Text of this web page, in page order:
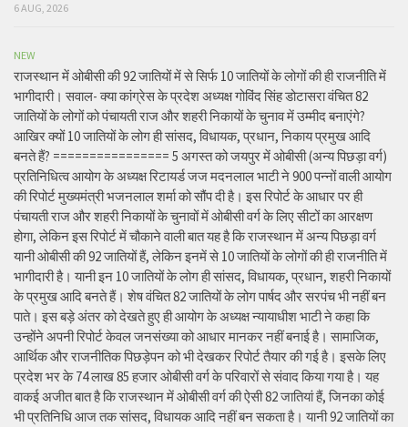
6 AUG, 2026
NEW
राजस्थान में ओबीसी की 92 जातियों में से सिर्फ 10 जातियों के लोगों की ही राजनीति में
भागीदारी। सवाल- क्या कांग्रेस के प्रदेश अध्यक्ष गोविंद सिंह डोटासरा वंचित 82
जातियों के लोगों को पंचायती राज और शहरी निकायों के चुनाव में उम्मीद बनाएंगे?
आखिर क्यों 10 जातियों के लोग ही सांसद, विधायक, प्रधान, निकाय प्रमुख आदि
बनते हैं? ================ 5 अगस्त को जयपुर में ओबीसी (अन्य पिछड़ा वर्ग)
प्रतिनिधित्व आयोग के अध्यक्ष रिटायर्ड जज मदनलाल भाटी ने 900 पन्नों वाली आयोग
की रिपोर्ट मुख्यमंत्री भजनलाल शर्मा को सौंप दी है। इस रिपोर्ट के आधार पर ही
पंचायती राज और शहरी निकायों के चुनावों में ओबीसी वर्ग के लिए सीटों का आरक्षण
होगा, लेकिन इस रिपोर्ट में चौकाने वाली बात यह है कि राजस्थान में अन्य पिछड़ा वर्ग
यानी ओबीसी की 92 जातियों हैं, लेकिन इनमें से 10 जातियों के लोगों की ही राजनीति में
भागीदारी है। यानी इन 10 जातियों के लोग ही सांसद, विधायक, प्रधान, शहरी निकायों
के प्रमुख आदि बनते हैं। शेष वंचित 82 जातियों के लोग पार्षद और सरपंच भी नहीं बन
पाते। इस बड़े अंतर को देखते हुए ही आयोग के अध्यक्ष न्यायाधीश भाटी ने कहा कि
उन्होंने अपनी रिपोर्ट केवल जनसंख्या को आधार मानकर नहीं बनाई है। सामाजिक,
आर्थिक और राजनीतिक पिछड़ेपन को भी देखकर रिपोर्ट तैयार की गई है। इसके लिए
प्रदेश भर के 74 लाख 85 हजार ओबीसी वर्ग के परिवारों से संवाद किया गया है। यह
वाकई अजीत बात है कि राजस्थान में ओबीसी वर्ग की ऐसी 82 जातियां हैं, जिनका कोई
भी प्रतिनिधि आज तक सांसद, विधायक आदि नहीं बन सकता है। यानी 92 जातियों का